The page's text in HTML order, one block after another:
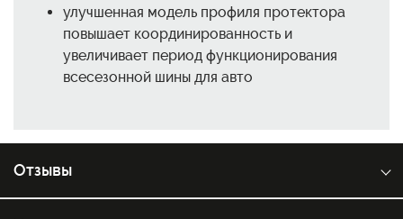
улучшенная модель профиля протектора
повышает координированность и
увеличивает период функционирования
всесезонной шины для авто
Отзывы